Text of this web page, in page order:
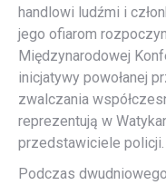
handlowi ludźmi i
jego ofiarom
Międzynarodowej
inicjatywy powołanej
zwalczania
reprezentują w
przedstawiciele policji.
Podczas